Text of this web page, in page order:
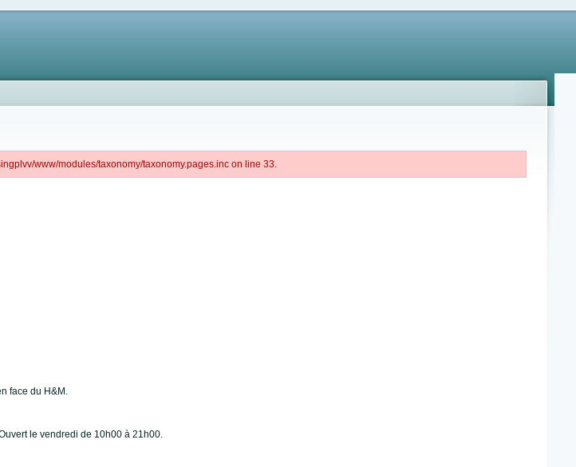
www/modules/taxonomy/taxonomy.pages.inc on line 33.
face du H&M.
le vendredi de 10h00 à 21h00.